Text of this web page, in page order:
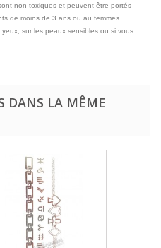
non-toxiques et peuvent être portés
de moins de 3 ans ou au femmes
sur les peaux sensibles ou si vous
DANS LA MÊME